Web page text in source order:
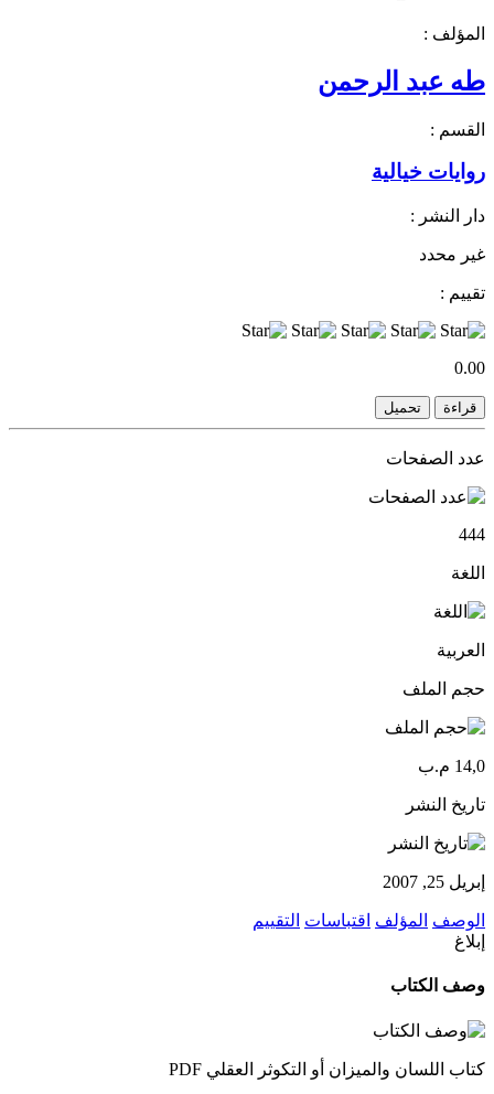
المؤلف :
طه عبد الرحمن
القسم :
روايات خيالية
دار النشر :
غير محدد
تقييم :
0.00
قراءة تحميل
عدد الصفحات
444
اللغة
العربية
حجم الملف
14,0 م.ب
تاريخ النشر
إبريل 25, 2007
الوصف المؤلف اقتباسات التقييم
إبلاغ
وصف الكتاب
كتاب اللسان والميزان أو التكوثر العقلي PDF